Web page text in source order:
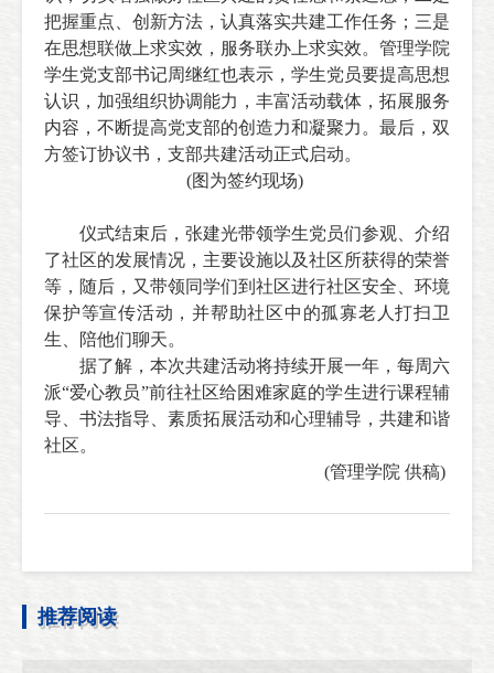
把握重点、创新方法，认真落实共建工作任务；三是
在思想联做上求实效，服务联办上求实效。管理学院
学生党支部书记周继红也表示，学生党员要提高思想
认识，加强组织协调能力，丰富活动载体，拓展服务
内容，不断提高党支部的创造力和凝聚力。最后，双
方签订协议书，支部共建活动正式启动。
(图为签约现场)
仪式结束后，张建光带领学生党员们参观、介绍
了社区的发展情况，主要设施以及社区所获得的荣誉
等，随后，又带领同学们到社区进行社区安全、环境
保护等宣传活动，并帮助社区中的孤寡老人打扫卫
生、陪他们聊天。
据了解，本次共建活动将持续开展一年，每周六
派“爱心教员”前往社区给困难家庭的学生进行课程辅
导、书法指导、素质拓展活动和心理辅导，共建和谐
社区。
(管理学院 供稿)
推荐阅读